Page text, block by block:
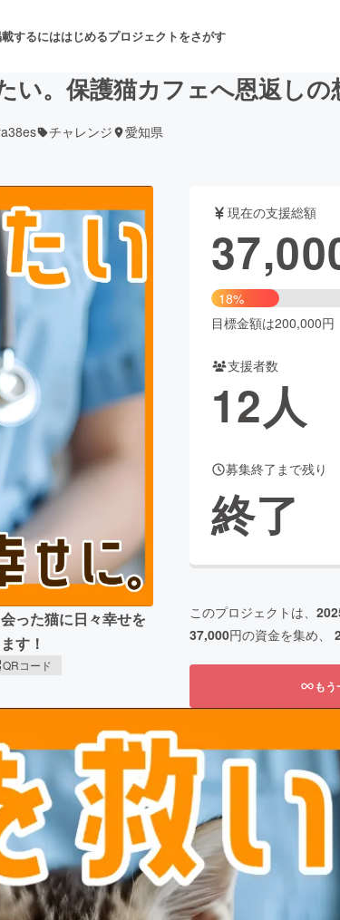
するにははじめるプロジェクトをさがす
舞台・パフォーマンス
ビューティー・ヘルスケア
Social GoodCAMPFIRE Creation
るさと納税
。保護猫カフェへ恩返しの
チャレンジ 愛知県
った猫に日々幸せを
す！
QRコード
現在の支援総額
18%
目標金額は200,000円
支援者数
12人
募集終了まで残り
終了
このプロジェクトは、
37,000円の資金を集め、
も